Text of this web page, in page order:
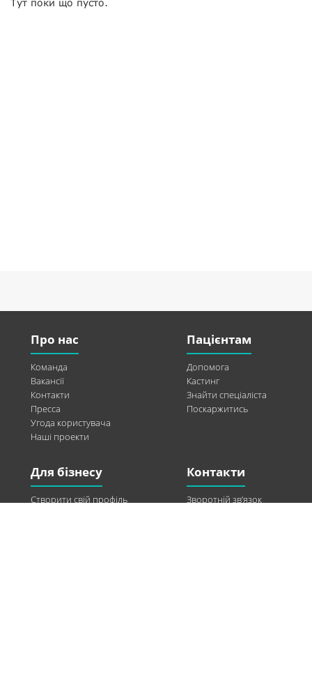
Тут поки що пусто.
Про нас
Команда
Вакансії
Контакти
Пресса
Угода користувача
Наші проекти
Пацієнтам
Допомога
Кастинг
Знайти спеціаліста
Поскаржитись
Для бізнесу
Створити свій профіль
Контакти
Зворотній зв’язок